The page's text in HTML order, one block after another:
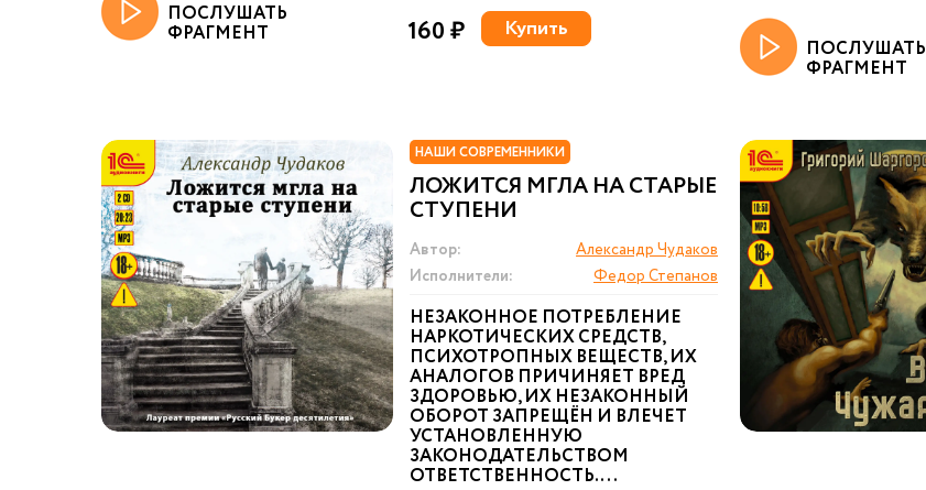
ПОСЛУШАТЬ
ФРАГМЕНТ 160 ₽ Купить
ПОСЛУШАТЬ
ФРАГМЕНТ
НАШИ СОВРЕМЕННИКИ
ЛОЖИТСЯ МГЛА НА СТАРЫЕ
СТУПЕНИ
Автор:
Александр Чудаков
Исполнители:
Федор Степанов
НЕЗАКОННОЕ ПОТРЕБЛЕНИЕ
НАРКОТИЧЕСКИХ СРЕДСТВ,
ПСИХОТРОПНЫХ ВЕЩЕСТВ, ИХ
АНАЛОГОВ ПРИЧИНЯЕТ ВРЕД
ЗДОРОВЬЮ, ИХ НЕЗАКОННЫЙ
ОБОРОТ ЗАПРЕЩЁН И ВЛЕЧЕТ
УСТАНОВЛЕННУЮ
ЗАКОНОДАТЕЛЬСТВОМ
ОТВЕТСТВЕННОСТЬ. ...